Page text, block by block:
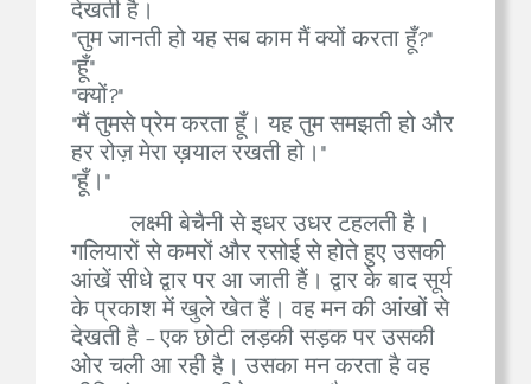
देखती है।
"तुम जानती हो यह सब काम मैं क्यों करता हूँ?"
"हूँ"
"क्यों?"
"मैं तुमसे प्रेम करता हूँ। यह तुम समझती हो और
हर रोज़ मेरा ख़याल रखती हो।"
"हूँ।"
लक्ष्मी बेचैनी से इधर उधर टहलती है।
गलियारों से कमरों और रसोई से होते हुए उसकी
आंखें सीधे द्वार पर आ जाती हैं। द्वार के बाद सूर्य
के प्रकाश में खुले खेत हैं। वह मन की आंखों से
देखती है - एक छोटी लड़की सड़क पर उसकी
ओर चली आ रही है। उसका मन करता है वह